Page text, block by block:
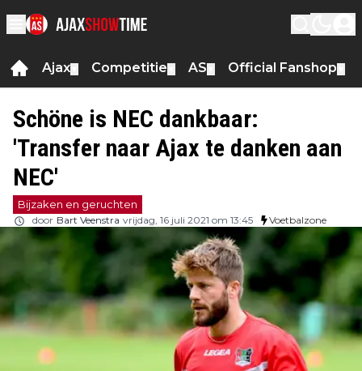
Ajax Competitie AS Official Fanshop
Schöne is NEC dankbaar:
'Transfer naar Ajax te danken aan
NEC'
Bijzaken en geruchten
door Bart Veenstra vrijdag, 16 juli 2021 om 13:45 Voetbalzone